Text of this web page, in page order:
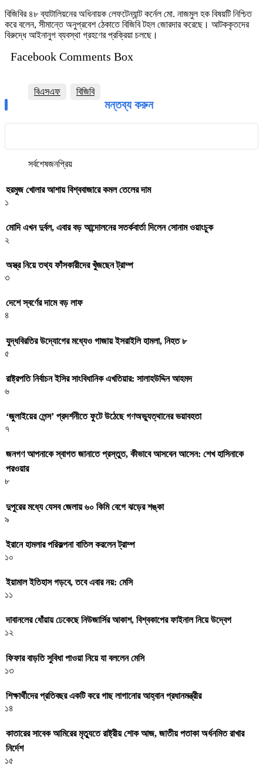
বিজিবির ৪৮ ব্যাটালিয়নের অধিনায়ক লেফটেন্যান্ট কর্নেল মো. নাজমুল হক বিষয়টি নিশ্চিত
করে বলেন, সীমান্তে অনুপ্রবেশ ঠেকাতে বিজিবি টহল জোরদার করেছে। আটককৃতদের
বিরুদ্ধে আইনানুগ ব্যবস্থা গ্রহণের প্রক্রিয়া চলছে।
Facebook Comments Box
বিএসএফ বিজিবি
মন্তব্য করুন
সর্বশেষজনপ্রিয়
হরমুজ খোলার আশায় বিশ্ববাজারে কমল তেলের দাম
১
মোদি এখন দুর্বল, এবার বড় আন্দোলনের সতর্কবার্তা দিলেন সোনাম ওয়াংচুক
২
অস্ত্র নিয়ে তথ্য ফাঁসকারীদের খুঁজছেন ট্রাম্প
৩
দেশে স্বর্ণের দামে বড় লাফ
৪
যুদ্ধবিরতির উদ্যোগের মধ্যেও গাজায় ইসরাইলি হামলা, নিহত ৮
৫
রাষ্ট্রপতি নির্বাচন ইসির সাংবিধানিক এখতিয়ার: সালাহউদ্দিন আহমদ
৬
‘জুলাইয়ের লেন্স’ প্রদর্শনীতে ফুটে উঠেছে গণঅভ্যুত্থানের ভয়াবহতা
৭
জনগণ আপনাকে স্বাগত জানাতে প্রস্তুত, কীভাবে আসবেন আসেন: শেখ হাসিনাকে
পরওয়ার
৮
দুপুরের মধ্যে যেসব জেলায় ৬০ কিমি বেগে ঝড়ের শঙ্কা
৯
ইরানে হামলার পরিকল্পনা বাতিল করলেন ট্রাম্প
১০
ইয়ামাল ইতিহাস গড়বে, তবে এবার নয়: মেসি
১১
দাবানলের ধোঁয়ায় ঢেকেছে নিউজার্সির আকাশ, বিশ্বকাপের ফাইনাল নিয়ে উদ্বেগ
১২
ফিফার বাড়তি সুবিধা পাওয়া নিয়ে যা বললেন মেসি
১৩
শিক্ষার্থীদের প্রতিবছর একটি করে গাছ লাগানোর আহ্বান প্রধানমন্ত্রীর
১৪
কাতারের সাবেক আমিরের মৃত্যুতে রাষ্ট্রীয় শোক আজ, জাতীয় পতাকা অর্ধনমিত রাখার
নির্দেশ
১৫